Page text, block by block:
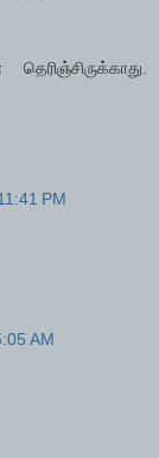
PM
AM